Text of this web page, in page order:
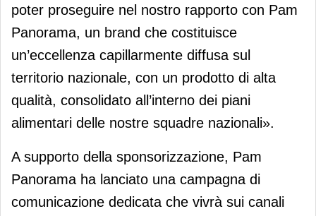
poter proseguire nel nostro rapporto con Pam
Panorama, un brand che costituisce
un’eccellenza capillarmente diffusa sul
territorio nazionale, con un prodotto di alta
qualità, consolidato all’interno dei piani
alimentari delle nostre squadre nazionali».
A supporto della sponsorizzazione, Pam
Panorama ha lanciato una campagna di
comunicazione dedicata che vivrà sui canali